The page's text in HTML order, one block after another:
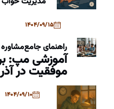
1404/09/15
راهنمای جامعمشاوره
آموزشی مپ:
موفقیت در
1404/09/10